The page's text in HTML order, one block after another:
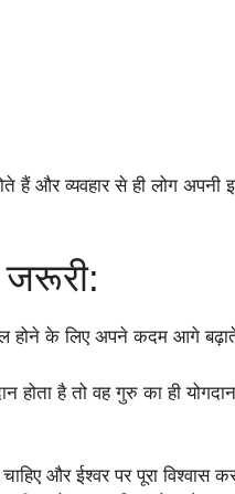
हैं और व्यवहार से ही लोग
जरूरी:
होने के लिए अपने कदम आगे
होता है तो वह गुरु का ही
और ईश्वर पर पूरा विश्वास